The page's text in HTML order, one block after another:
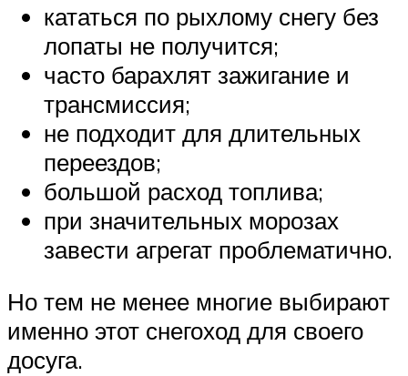
кататься по рыхлому снегу без
лопаты не получится;
часто барахлят зажигание и
трансмиссия;
не подходит для длительных
переездов;
большой расход топлива;
при значительных морозах
завести агрегат проблематично.
Но тем не менее многие выбирают
именно этот снегоход для своего
досуга.